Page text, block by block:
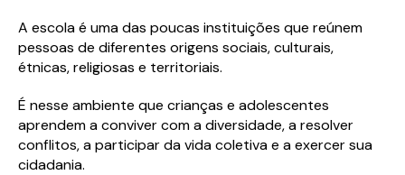
A escola é uma das poucas instituições que reúnem
pessoas de diferentes origens sociais, culturais,
étnicas, religiosas e territoriais.
É nesse ambiente que crianças e adolescentes
aprendem a conviver com a diversidade, a resolver
conflitos, a participar da vida coletiva e a exercer sua
cidadania.